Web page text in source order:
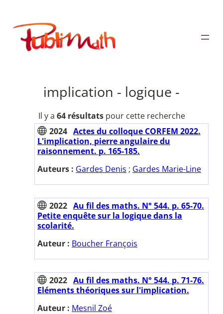
contenu
Publimath
implication - logique -
Il y a 64 résultatspour cette recherche
2024 Actes du colloque CORFEM 2022.
L'implication, pierre angulaire du
raisonnement. p. 165-185.
Auteurs : Gardes Denis ; Gardes Marie-Line
2022 Au fil des maths. N° 544. p. 65-70.
Petite enquête sur la logique dans la
scolarité.
Auteur : Boucher François
2022 Au fil des maths. N° 544. p. 71-76.
Eléments théoriques sur l'implication.
Auteur : Mesnil Zoé